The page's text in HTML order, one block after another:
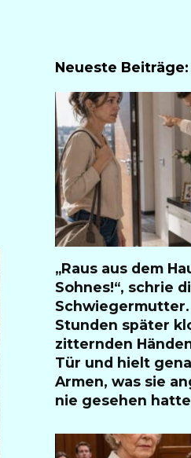
Neueste Beiträge:
„Raus aus dem
Sohnes!“, schrie
Stunden später
zitternden
Tür und hielt
Armen, was sie
nie gesehen